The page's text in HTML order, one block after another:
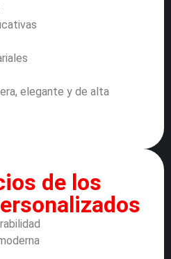
elegante y de alta
de los